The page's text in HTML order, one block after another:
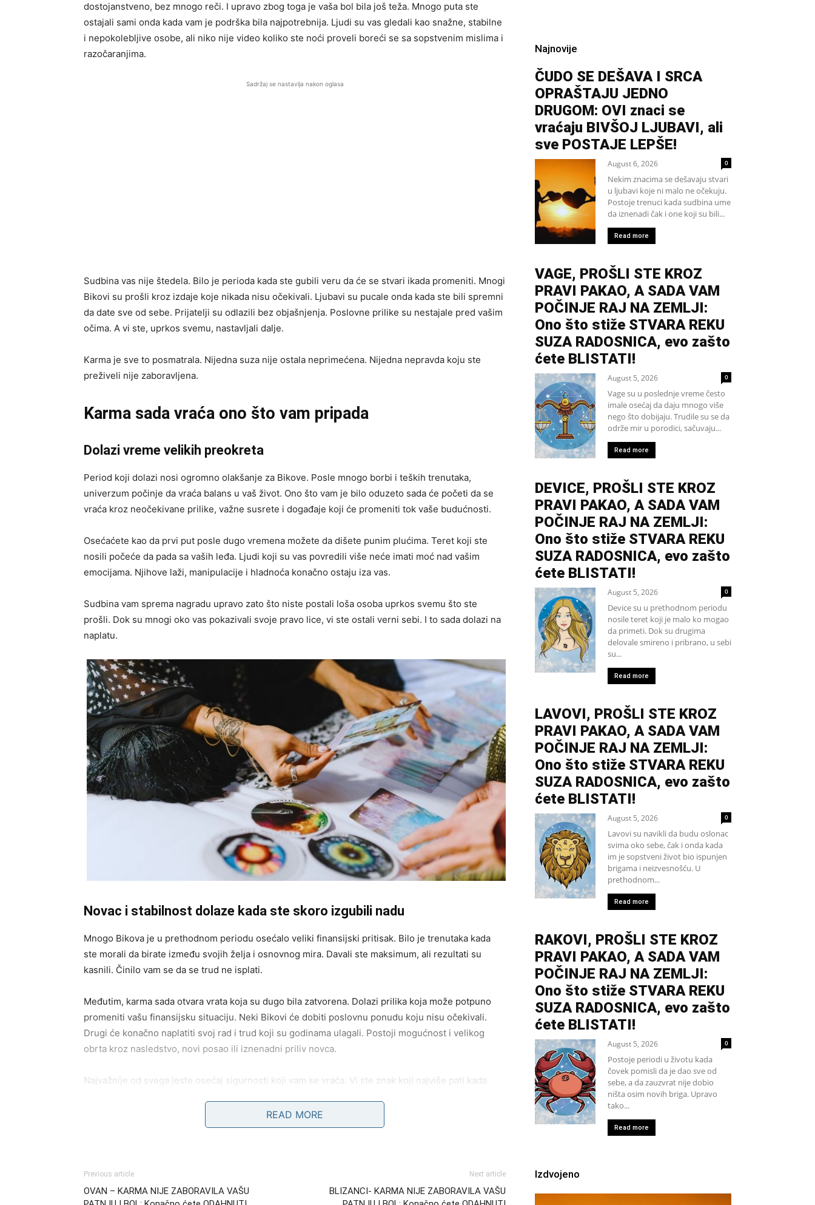
dostojanstveno, bez mnogo reči. I upravo zbog toga je vaša bol bila još teža. Mnogo puta ste
ostajali sami onda kada vam je podrška bila najpotrebnija. Ljudi su vas gledali kao snažne, stabilne
i nepokolebljive osobe, ali niko nije video koliko ste noći proveli boreći se sa sopstvenim mislima i
razočaranjima.
Sadržaj se nastavlja nakon oglasa
Sudbina vas nije štedela. Bilo je perioda kada ste gubili veru da će se stvari ikada promeniti. Mnogi
Bikovi su prošli kroz izdaje koje nikada nisu očekivali. Ljubavi su pucale onda kada ste bili spremni
da date sve od sebe. Prijatelji su odlazili bez objašnjenja. Poslovne prilike su nestajale pred vašim
očima. A vi ste, uprkos svemu, nastavljali dalje.
Karma je sve to posmatrala. Nijedna suza nije ostala neprimećena. Nijedna nepravda koju ste
preživeli nije zaboravljena.
Karma sada vraća ono što vam pripada
Dolazi vreme velikih preokreta
Period koji dolazi nosi ogromno olakšanje za Bikove. Posle mnogo borbi i teških trenutaka,
univerzum počinje da vraća balans u vaš život. Ono što vam je bilo oduzeto sada će početi da se
vraća kroz neočekivane prilike, važne susrete i događaje koji će promeniti tok vaše budućnosti.
Osećaćete kao da prvi put posle dugo vremena možete da dišete punim plućima. Teret koji ste
nosili počeće da pada sa vaših leđa. Ljudi koji su vas povredili više neće imati moć nad vašim
emocijama. Njihove laži, manipulacije i hladnoća konačno ostaju iza vas.
Sudbina vam sprema nagradu upravo zato što niste postali loša osoba uprkos svemu što ste
prošli. Dok su mnogi oko vas pokazivali svoje pravo lice, vi ste ostali verni sebi. I to sada dolazi na
naplatu.
Novac i stabilnost dolaze kada ste skoro izgubili nadu
Mnogo Bikova je u prethodnom periodu osećalo veliki finansijski pritisak. Bilo je trenutaka kada
ste morali da birate između svojih želja i osnovnog mira. Davali ste maksimum, ali rezultati su
kasnili. Činilo vam se da se trud ne isplati.
Međutim, karma sada otvara vrata koja su dugo bila zatvorena. Dolazi prilika koja može potpuno
promeniti vašu finansijsku situaciju. Neki Bikovi će dobiti poslovnu ponudu koju nisu očekivali.
Drugi će konačno naplatiti svoj rad i trud koji su godinama ulagali. Postoji mogućnost i velikog
obrta kroz nasledstvo, novi posao ili iznenadni priliv novca.
Najvažnije od svega jeste osećaj sigurnosti koji vam se vraća. Vi ste znak koji najviše pati kada
osećaj da vam se tlo ne pomera pod nogama.
Osoba koja vas je slomila više neće imati kontrolu nad vašim srcem
READ MORE
Previous article
OVAN – KARMA NIJE ZABORAVILA VAŠU
Next article
BLIZANCI- KARMA NIJE ZABORAVILA VAŠU
Najnovije
ČUDO SE DEŠAVA I SRCA
OPRAŠTAJU JEDNO
DRUGOM: OVI znaci se
vraćaju BIVŠOJ LJUBAVI, ali
sve POSTAJE LEPŠE!
August 6, 2026 0
Nekim znacima se dešavaju stvari
u ljubavi koje ni malo ne očekuju.
Postoje trenuci kada sudbina ume
da iznenadi čak i one koji su bili...
Read more
VAGE, PROŠLI STE KROZ
PRAVI PAKAO, A SADA VAM
POČINJE RAJ NA ZEMLJI:
Ono što stiže STVARA REKU
SUZA RADOSNICA, evo zašto
ćete BLISTATI!
August 5, 2026 0
Vage su u poslednje vreme često
imale osećaj da daju mnogo više
nego što dobijaju. Trudile su se da
održe mir u porodici, sačuvaju...
Read more
DEVICE, PROŠLI STE KROZ
PRAVI PAKAO, A SADA VAM
POČINJE RAJ NA ZEMLJI:
Ono što stiže STVARA REKU
SUZA RADOSNICA, evo zašto
ćete BLISTATI!
August 5, 2026 0
Device su u prethodnom periodu
nosile teret koji je malo ko mogao
da primeti. Dok su drugima
delovale smireno i pribrano, u sebi
su...
Read more
LAVOVI, PROŠLI STE KROZ
PRAVI PAKAO, A SADA VAM
POČINJE RAJ NA ZEMLJI:
Ono što stiže STVARA REKU
SUZA RADOSNICA, evo zašto
ćete BLISTATI!
August 5, 2026 0
Lavovi su navikli da budu oslonac
svima oko sebe, čak i onda kada
im je sopstveni život bio ispunjen
brigama i neizvesnošću. U
prethodnom...
Read more
RAKOVI, PROŠLI STE KROZ
PRAVI PAKAO, A SADA VAM
POČINJE RAJ NA ZEMLJI:
Ono što stiže STVARA REKU
SUZA RADOSNICA, evo zašto
ćete BLISTATI!
August 5, 2026 0
Postoje periodi u životu kada
čovek pomisli da je dao sve od
sebe, a da zauzvrat nije dobio
ništa osim novih briga. Upravo
tako...
Read more
Izdvojeno